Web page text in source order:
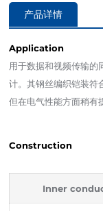
产品详情
Application
用于数据和视频传输的
计。其钢丝编织铠装符
但在电气性能方面稍有
Construction
Inner